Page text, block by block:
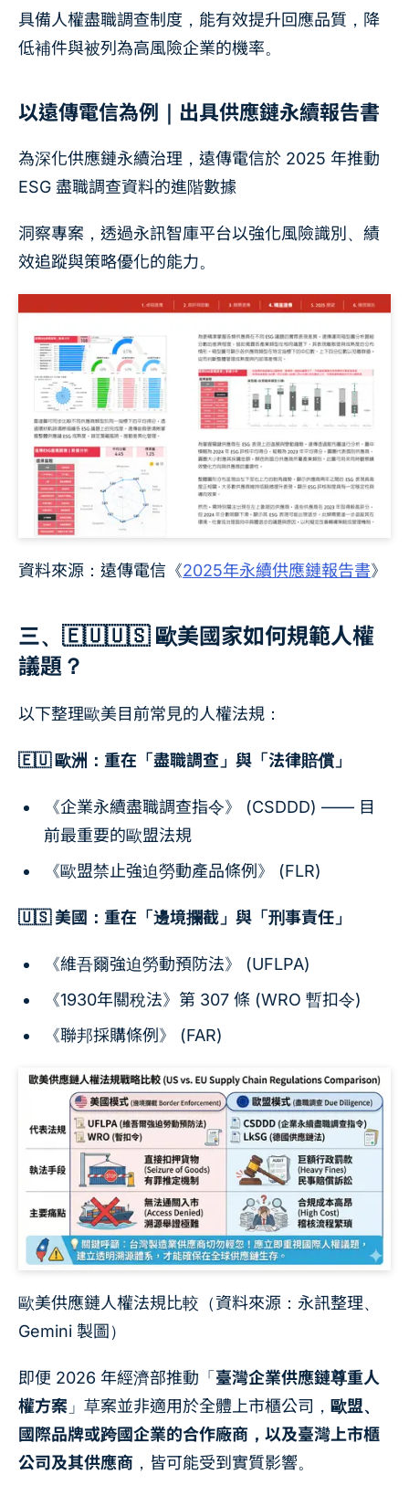
具備人權盡職調查制度，能有效提升回應品質，降
低補件與被列為高風險企業的機率。
以遠傳電信為例｜出具供應鏈永續報告書
為深化供應鏈永續治理，遠傳電信於 2025 年推動
ESG 盡職調查資料的進階數據
洞察專案，透過永訊智庫平台以強化風險識別、績
效追蹤與策略優化的能力。
資料來源：遠傳電信《2025年永續供應鏈報告書》
三、🇪🇺🇺🇸 歐美國家如何規範人權
議題？
以下整理歐美目前常見的人權法規：
🇪🇺 歐洲：重在「盡職調查」與「法律賠償」
《企業永續盡職調查指令》 (CSDDD) —— 目
前最重要的歐盟法規
《歐盟禁止強迫勞動產品條例》 (FLR)
🇺🇸 美國：重在「邊境攔截」與「刑事責任」
《維吾爾強迫勞動預防法》 (UFLPA)
《1930年關稅法》第 307 條 (WRO 暫扣令)
《聯邦採購條例》 (FAR)
歐美供應鏈人權法規比較（資料來源：永訊整理、
Gemini 製圖）
即便 2026 年經濟部推動「 臺灣企業供應鏈尊重人
權方案 」草案並非適用於全體上市櫃公司， 歐盟、
國際品牌或跨國企業的合作廠商，以及臺灣上市櫃
公司及其供應商 ，皆可能受到實質影響。